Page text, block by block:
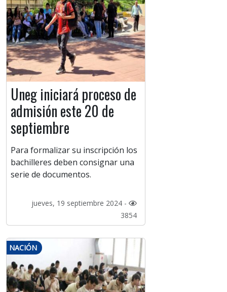
Uneg iniciará proceso de
admisión este 20 de
septiembre
Para formalizar su inscripción los
bachilleres deben consignar una
serie de documentos.
jueves, 19 septiembre 2024 -
3854
NACIÓN